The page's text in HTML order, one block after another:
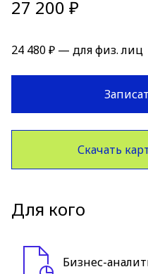
27 200 ₽
24 480 ₽ — для физ. лиц
Скачать
Для кого
Бизнес-